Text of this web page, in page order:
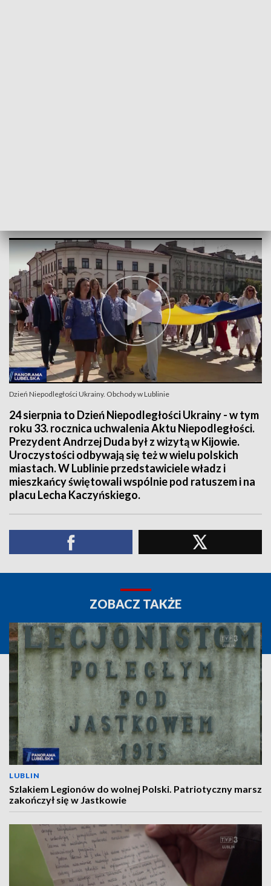
Dzień Niepodległości Ukrainy. Obchody w Lublinie
24 sierpnia to Dzień Niepodległości Ukrainy - w tym
roku 33. rocznica uchwalenia Aktu Niepodległości.
Prezydent Andrzej Duda był z wizytą w Kijowie.
Uroczystości odbywają się też w wielu polskich
miastach. W Lublinie przedstawiciele władz i
mieszkańcy świętowali wspólnie pod ratuszem i na
placu Lecha Kaczyńskiego.
ZOBACZ TAKŻE
LUBLIN
Szlakiem Legionów do wolnej Polski. Patriotyczny marsz
zakończył się w Jastkowie